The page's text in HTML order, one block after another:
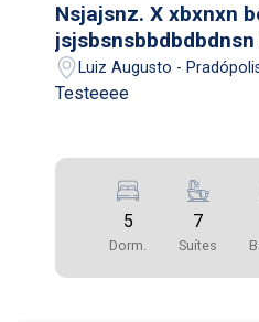
Nsjajsnz. X xbxnxn
jsjsjsnndnsndndn
Luiz Augusto -
Testeeee
5
Dorm.
7
Suítes